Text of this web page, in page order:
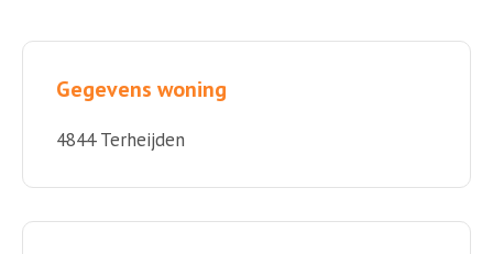
Gegevens woning
4844 Terheijden